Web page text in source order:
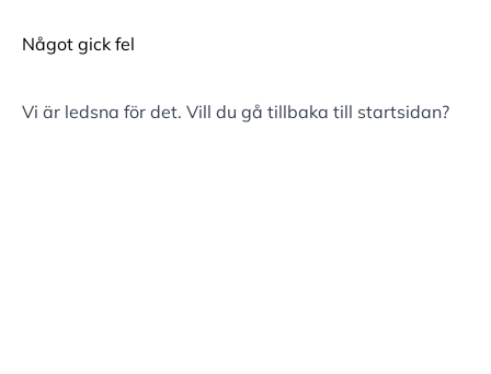
Något gick fel
Vi är ledsna för det. Vill du gå tillbaka till startsidan?